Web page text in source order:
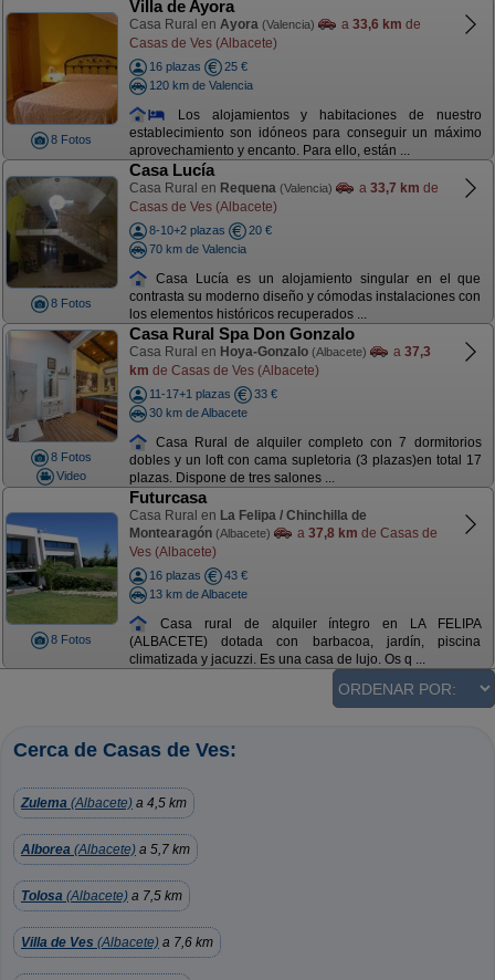
8 Fotos
Villa de Ayora
Casa Rural en Ayora (Valencia) a 33,6 km de
Casas de Ves (Albacete)
16 plazas
25 €
120 km de Valencia
Los alojamientos y habitaciones de nuestro
establecimiento son idóneos para conseguir un máximo
aprovechamiento y encanto. Para ello, están ...
8 Fotos
Casa Lucía
Casa Rural en Requena (Valencia) a 33,7 km de
Casas de Ves (Albacete)
8-10+2 plazas
20 €
70 km de Valencia
Casa Lucía es un alojamiento singular en el que
contrasta su moderno diseño y cómodas instalaciones con
los elementos históricos recuperados ...
8 Fotos
Video
Casa Rural Spa Don Gonzalo
Casa Rural en Hoya-Gonzalo (Albacete) a 37,3
km de Casas de Ves (Albacete)
11-17+1 plazas
33 €
30 km de Albacete
Casa Rural de alquiler completo con 7 dormitorios
dobles y un loft con cama supletoria (3 plazas)en total 17
plazas. Dispone de tres salones ...
8 Fotos
Futurcasa
Casa Rural en La Felipa / Chinchilla de
Montearagón (Albacete) a 37,8 km de Casas de
Ves (Albacete)
16 plazas
43 €
13 km de Albacete
Casa rural de alquiler íntegro en LA FELIPA
(ALBACETE) dotada con barbacoa, jardín, piscina
climatizada y jacuzzi. Es una casa de lujo. Os q ...
Cerca de Casas de Ves:
Zulema (Albacete) a 4,5 km
Alborea (Albacete) a 5,7 km
Tolosa (Albacete) a 7,5 km
Villa de Ves (Albacete) a 7,6 km